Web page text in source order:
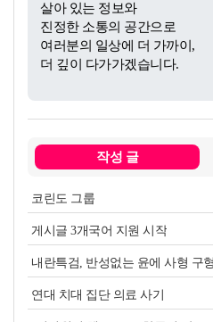
살아 있는 정보와
진정한 소통의 공간으로
여러분의 일상에 더 가까이,
더 깊이 다가가겠습니다.
작성 글
코린도 그룹
게시글 3개국어 지원 시작
연대 치대 집단 의료 사기